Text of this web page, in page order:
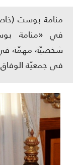
منامة بوست (خاص):
في «منامة بوست»،
شخصيّة مهمّة في
في جمعيّة الوفاق